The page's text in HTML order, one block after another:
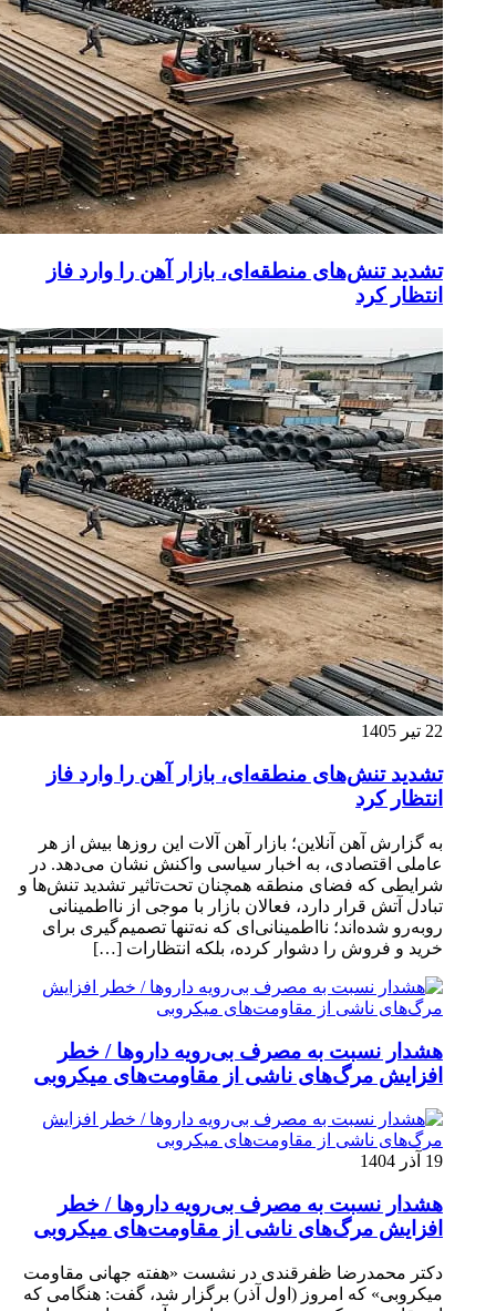
تشدید تنش‌های منطقه‌ای، بازار آهن را وارد فاز
انتظار کرد
22 تیر 1405
تشدید تنش‌های منطقه‌ای، بازار آهن را وارد فاز
انتظار کرد
به گزارش آهن آنلاین؛ بازار آهن آلات این روزها بیش از هر
عاملی اقتصادی، به اخبار سیاسی واکنش نشان می‌دهد. در
شرایطی که فضای منطقه همچنان تحت‌تاثیر تشدید تنش‌ها و
تبادل آتش قرار دارد، فعالان بازار با موجی از نااطمینانی
روبه‌رو شده‌اند؛ نااطمینانی‌ای که نه‌تنها تصمیم‌گیری برای
خرید و فروش را دشوار کرده، بلکه انتظارات […]
هشدار نسبت به مصرف بی‌رویه داروها / خطر
افزایش مرگ‌های ناشی از مقاومت‌های میکروبی
19 آذر 1404
هشدار نسبت به مصرف بی‌رویه داروها / خطر
افزایش مرگ‌های ناشی از مقاومت‌های میکروبی
دکتر محمدرضا ظفرقندی در نشست «هفته جهانی مقاومت
میکروبی» که امروز (اول آذر) برگزار شد، گفت: هنگامی که